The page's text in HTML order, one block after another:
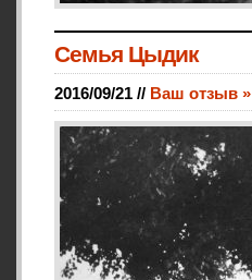
Семья Цыдик
2016/09/21 // Ваш отзыв »